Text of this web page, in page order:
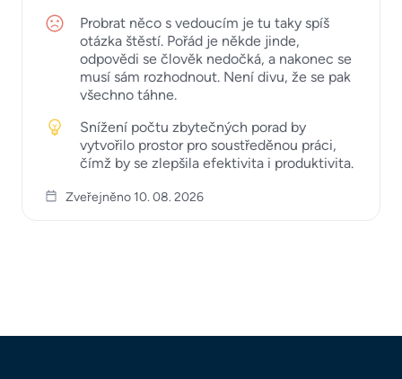
Probrat něco s vedoucím je tu taky spíš
otázka štěstí. Pořád je někde jinde,
odpovědi se člověk nedočká, a nakonec se
musí sám rozhodnout. Není divu, že se pak
všechno táhne.
Snížení počtu zbytečných porad by
vytvořilo prostor pro soustředěnou práci,
čímž by se zlepšila efektivita i produktivita.
Zveřejněno 10. 08. 2026